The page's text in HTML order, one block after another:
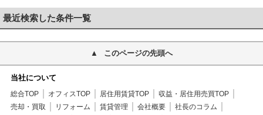
最近検索した条件一覧
このページの先頭へ
当社について
総合TOP オフィスTOP 居住用賃貸TOP
収益・居住用売買TOP
売却・買取
リフォーム 賃貸管理 会社概要
社長のコラム